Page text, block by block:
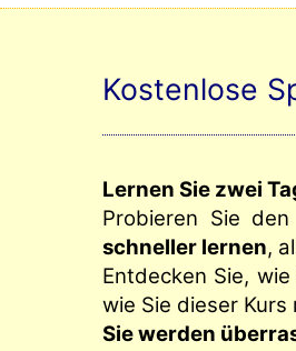
Kostenlose
Lernen Sie zwei
Probieren Sie
schneller lernen,
Entdecken Sie,
wie Sie dieser
Sie werden